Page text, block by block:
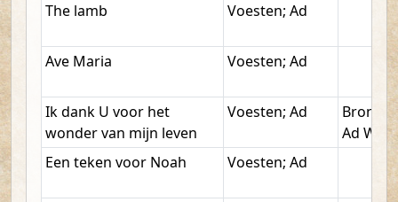
The lamb Voesten; Ad
Ave Maria Voesten; Ad
Ik dank U voor het
wonder van mijn leven
Voesten; Ad
Ad W.
Een teken voor Noah
Voesten; Ad